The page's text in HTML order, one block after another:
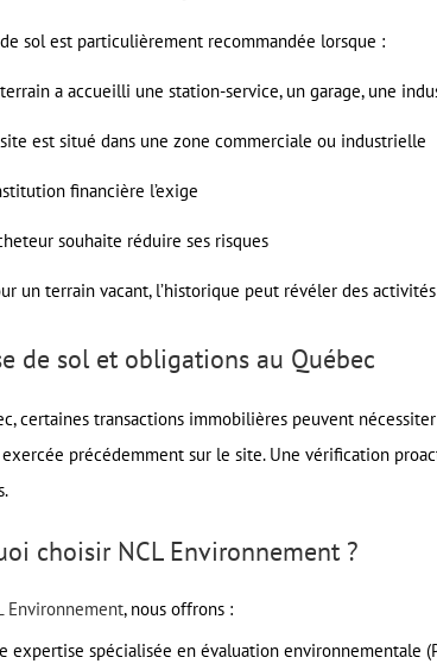
de sol est particulièrement recommandée lorsque :
a accueilli une station-service, un garage, une
est situé dans une zone commerciale ou industrielle
financière l’exige
souhaite réduire ses risques
un terrain vacant, l’historique peut révéler des
de sol et obligations au Québec
certaines transactions immobilières peuvent
exercée précédemment sur le site. Une vérification
choisir NCL Environnement ?
Environnement, nous offrons :
expertise spécialisée en évaluation environnementale